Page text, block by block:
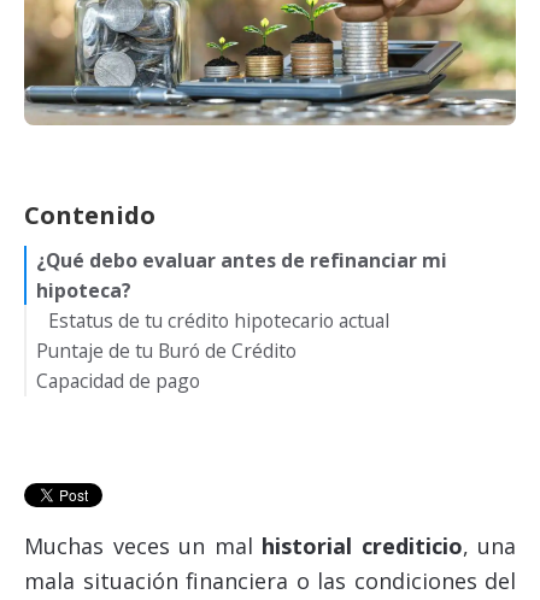
Contenido
¿Qué debo evaluar antes de refinanciar mi
hipoteca?
Estatus de tu crédito hipotecario actual
Puntaje de tu Buró de Crédito
Capacidad de pago
Muchas veces un mal historial crediticio, una
mala situación financiera o las condiciones del